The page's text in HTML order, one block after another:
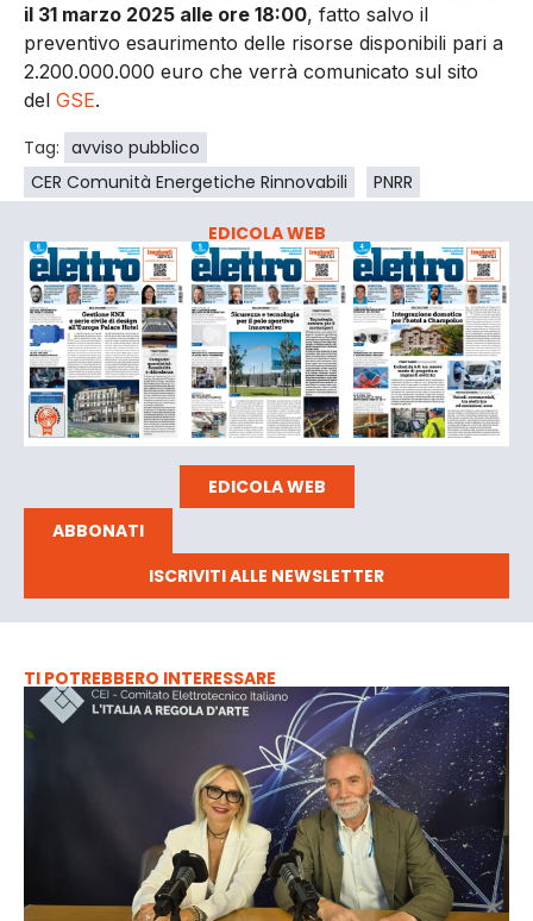
il 31 marzo 2025 alle ore 18:00, fatto salvo il
preventivo esaurimento delle risorse disponibili pari a
2.200.000.000 euro che verrà comunicato sul sito
del GSE.
Tag: avviso pubblico
CER Comunità Energetiche Rinnovabili
PNRR
EDICOLA WEB
EDICOLA WEB
ABBONATI
ISCRIVITI ALLE NEWSLETTER
TI POTREBBERO INTERESSARE